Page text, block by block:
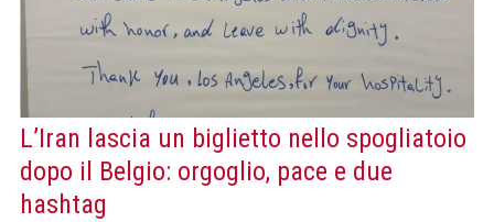
L’Iran lascia un biglietto nello spogliatoio
dopo il Belgio: orgoglio, pace e due
hashtag